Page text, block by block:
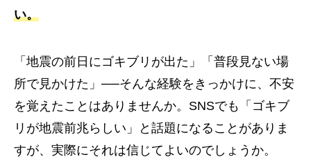
い。
「地震の前日にゴキブリが出た」「普段見ない場
所で見かけた」──そんな経験をきっかけに、不安
を覚えたことはありませんか。SNSでも「ゴキブ
リが地震前兆らしい」と話題になることがありま
すが、実際にそれは信じてよいのでしょうか。